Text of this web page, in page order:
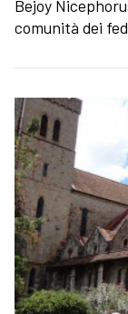
Bejoy
comunità dei